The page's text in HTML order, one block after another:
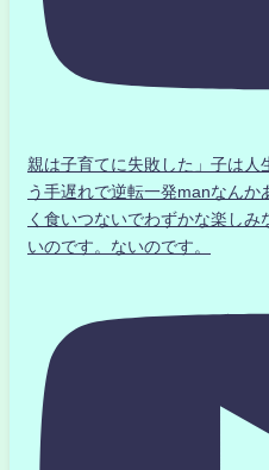
親は子育てに失敗した」子は人
う手遅れで逆転一発manなんか
く食いつないでわずかな楽し
いのです。ないのです。